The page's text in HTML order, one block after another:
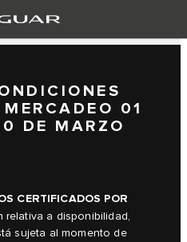
01
DE MARZO
CERTIFICADOS POR
relativa a disponibilidad,
sujeta al momento de